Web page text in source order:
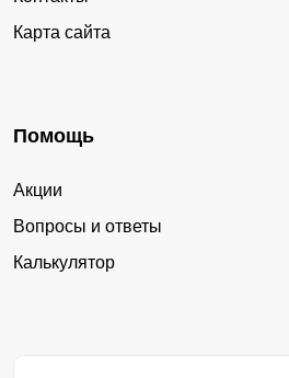
Карта сайта
Помощь
Акции
Вопросы и ответы
Калькулятор